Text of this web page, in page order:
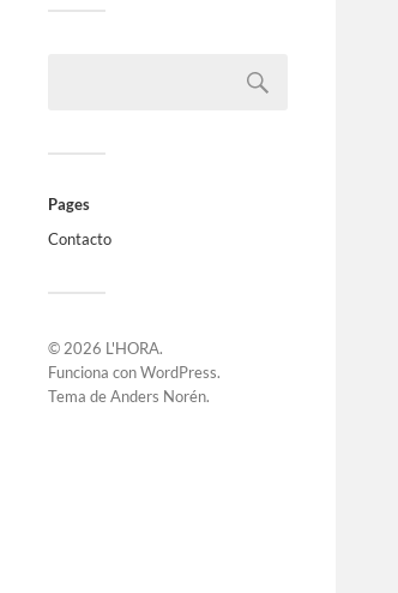
Pages
Contacto
© 2026 L'HORA.
Funciona conWordPress.
Tema deAnders Norén.